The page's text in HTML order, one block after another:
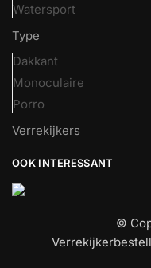
Watersport
Type
Dakkant
Monoculaire
Porro
Verrekijkers
OOK INTERESSANT
©